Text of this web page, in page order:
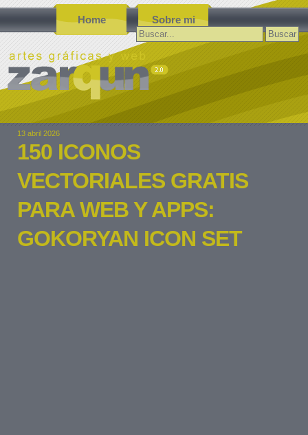
Home Sobre mi
Buscar:
13 abril 2026
150 ICONOS
VECTORIALES GRATIS
PARA WEB Y APPS:
GOKORYAN ICON SET